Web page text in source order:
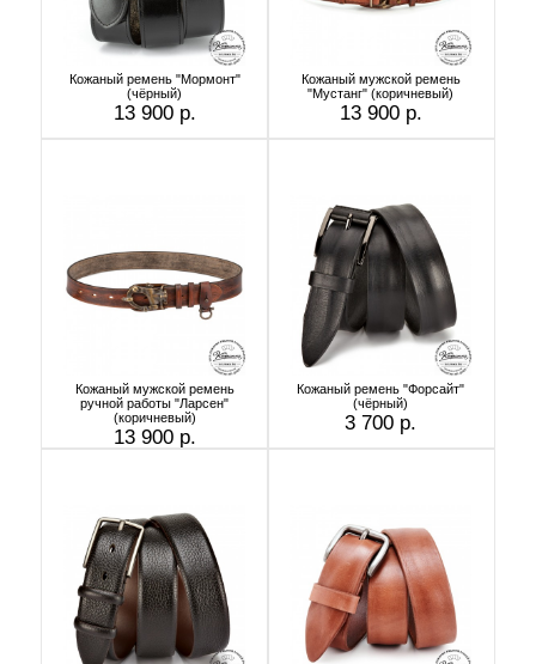
Кожаный ремень "Мормонт"
(чёрный)
13 900 р.
Кожаный мужской ремень
"Мустанг" (коричневый)
13 900 р.
Кожаный мужской ремень
ручной работы "Ларсен"
(коричневый)
13 900 р.
Кожаный ремень "Форсайт"
(чёрный)
3 700 р.